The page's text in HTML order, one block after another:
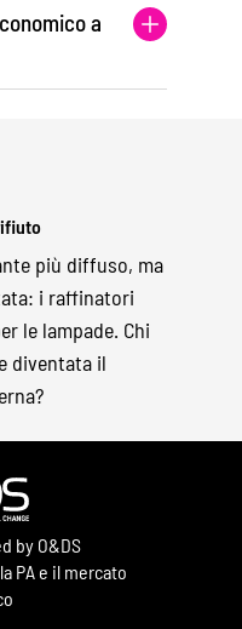
a
più diffuso, ma
i raffinatori
le lampade. Chi
diventata il
by O&DS
PA e il mercato